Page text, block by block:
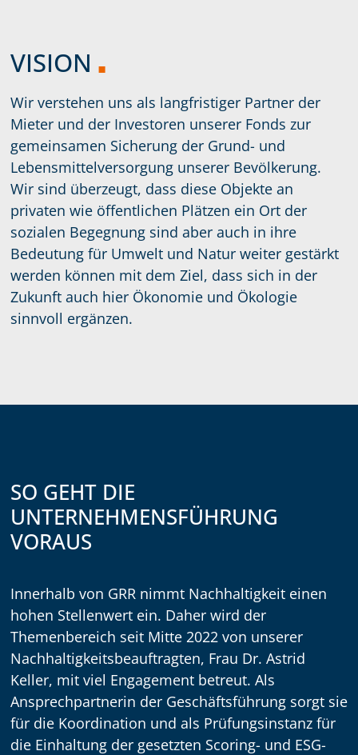
VISION
Wir verstehen uns als langfristiger Partner der
Mieter und der Investoren unserer Fonds zur
gemeinsamen Sicherung der Grund- und
Lebensmittelversorgung unserer Bevölkerung.
Wir sind überzeugt, dass diese Objekte an
privaten wie öffentlichen Plätzen ein Ort der
sozialen Begegnung sind aber auch in ihre
Bedeutung für Umwelt und Natur weiter gestärkt
werden können mit dem Ziel, dass sich in der
Zukunft auch hier Ökonomie und Ökologie
sinnvoll ergänzen.
SO GEHT DIE
UNTERNEHMENSFÜHRUNG
VORAUS
Innerhalb von GRR nimmt Nachhaltigkeit einen
hohen Stellenwert ein. Daher wird der
Themenbereich seit Mitte 2022 von unserer
Nachhaltigkeitsbeauftragten, Frau Dr. Astrid
Keller, mit viel Engagement betreut. Als
Ansprechpartnerin der Geschäftsführung sorgt sie
für die Koordination und als Prüfungsinstanz für
die Einhaltung der gesetzten Scoring- und ESG-